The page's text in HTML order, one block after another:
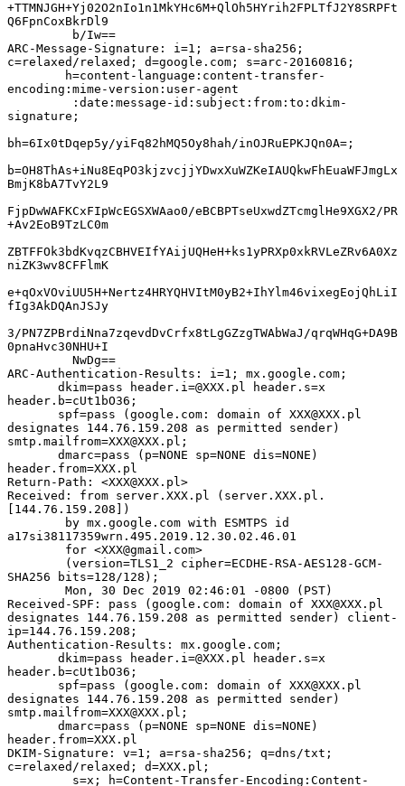
+TTMNJGH+Yj02O2nIo1n1MkYHc6M+QlOh5HYrih2FPLTfJ2Y8SRPFt
Q6FpnCoxBkrDl9
ARC-Message-Signature: i=1; a=rsa-sha256;
c=relaxed/relaxed; d=google.com; s=arc-20160816;
encoding:mime-version:user-agent
signature;
bh=6Ix0tDqep5y/yiFq82hMQ5Oy8hah/inOJRuEPKJQn0A=;
b=OH8ThAs+iNu8EqPO3kjzvcjjYDwxXuWZKeIAUQkwFhEuaWFJmgLx
BmjK8bA7TvY2L9
FjpDwWAFKCxFIpWcEGSXWAao0/eBCBPTseUxwdZTcmglHe9XGX2/PR
+Av2EoB9TzLC0m
ZBTFFOk3bdKvqzCBHVEIfYAijUQHeH+ks1yPRXp0xkRVLeZRv6A0Xz
niZK3wv8CFFlmK
e+qOxVOviUU5H+Nertz4HRYQHVItM0yB2+IhYlm46vixegEojQhLiI
fIg3AkDQAnJSJy
3/PN7ZPBrdiNna7zqevdDvCrfx8tLgGZzgTWAbWaJ/qrqWHqG+DA9B
0pnaHvc30NHU+I
ARC-Authentication-Results: i=1; mx.google.com;
       dkim=pass
header.i=@XXX.pl header.s=x
header.b=cUt1bO36;
       spf=pass (google.com: domain of
XXX@XXX.pl
smtp.mailfrom=XXX@XXX.pl ;
header.from=XXX.pl
Return-Path: <XXX@XXX . pl>
Received: from server.XXX.pl (server.XXX.pl.
[144.76.159.208])
a17si38117359wrn.495.2019.12.30.02.46.01
        for
<XXX@gmail . com>
SHA256 bits=128/128);
Received-SPF: pass (google.com: domain of XXX@XXX.pl
designates 144.76.159.208 as permitted sender) client-
ip=144.76.159.208;
Authentication-Results: mx.google.com;
       dkim=pass
header.i=@XXX.pl header.s=x
header.b=cUt1bO36;
       spf=pass (google.com: domain of
XXX@XXX.pl
smtp.mailfrom=XXX@XXX.pl ;
header.from=XXX.pl
DKIM-Signature: v=1; a=rsa-sha256; q=dns/txt;
c=relaxed/relaxed; d=XXX.pl;